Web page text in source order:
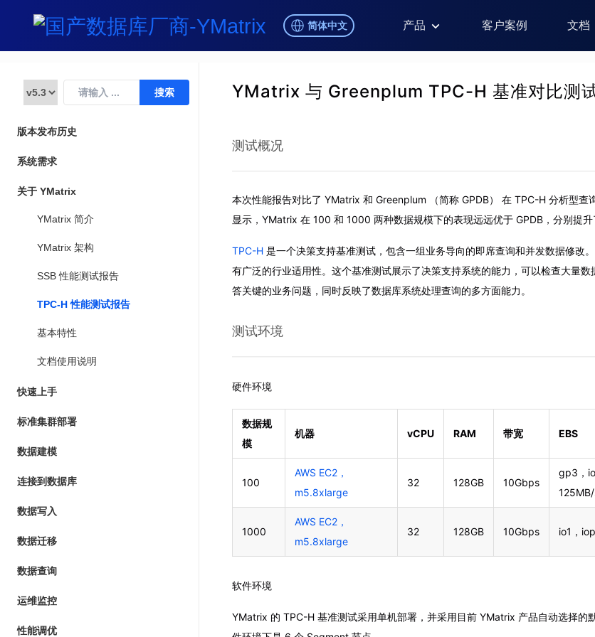
简体中文 产品 客户案例 文档
版本发布历史
系统需求
关于 YMatrix
YMatrix 简介
YMatrix 架构
SSB 性能测试报告
TPC-H 性能测试报告
基本特性
文档使用说明
快速上手
标准集群部署
数据建模
连接到数据库
数据写入
数据迁移
数据查询
运维监控
性能调优
YMatrix 与 Greenplum TPC-H 基准对比测
测试概况
本次性能报告对比了 YMatrix 和 Greenplum （简称 GPDB） 在 TPC-H 分析型查
显示，YMatrix 在 100 和 1000 两种数据规模下的表现远远优于 GPDB，分别提升
TPC-H是一个决策支持基准测试，包含一组业务导向的即席查询和并发数据修改
有广泛的行业适用性。这个基准测试展示了决策支持系统的能力，可以检查大量
答关键的业务问题，同时反映了数据库系统处理查询的多方面能力。
测试环境
硬件环境
数据规
模
机器 vCPU RAM 带宽 EBS
100
AWS EC2，
m5.8xlarge
32 128GB 10Gbps
gp3，
1000
AWS EC2，
m5.8xlarge
32 128GB 10Gbps io1，
软件环境
YMatrix 的 TPC-H 基准测试采用单机部署，并采用目前 YMatrix 产品自动选择的